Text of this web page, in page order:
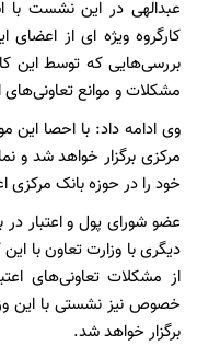
عبدالهی در این نشست با
کارگروه ویژه ای از اعضای
بررسی‌هایی که توسط این
مشکلات و موانع تعاونی‌های
وی ادامه داد: با احصا این
مرکزی برگزار خواهد شد و
خود را در حوزه بانک مرکزی
عضو شورای پول و اعتبار
دیگری با وزارت تعاون با
از مشکلات تعاونی‌های
خصوص نیز نشستی با این
برگزار خواهد شد.